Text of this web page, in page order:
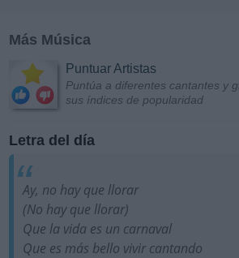
Más Música
Puntuar Artistas
Puntúa a diferentes cantantes y
sus índices de popularidad
Letra del día
Ay, no hay que llorar
(No hay que llorar)
Que la vida es un carnaval
Que es más bello vivir cantando